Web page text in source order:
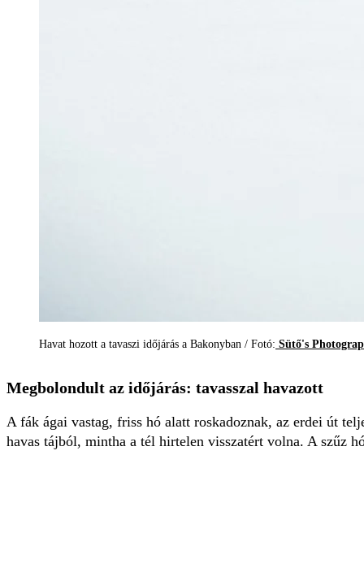
Havat hozott a tavaszi időjárás a Bakonyban / Fotó: Sütő's
Megbolondult az időjárás: tavasszal havazott
A fák ágai vastag, friss hó alatt roskadoznak, az erdei út
havas tájból, mintha a tél hirtelen visszatért volna. A szűz